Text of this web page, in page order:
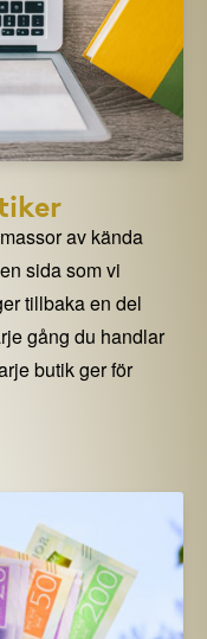
av kända
sida som vi
tillbaka en del
gång du handlar
butik ger för